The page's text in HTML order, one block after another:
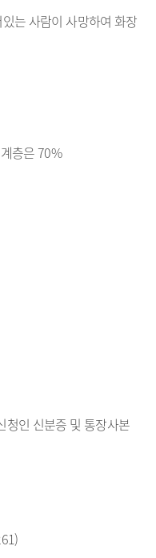
는 사람이 사망하여 화장
층은 70%
청인 신분증 및 통장사본